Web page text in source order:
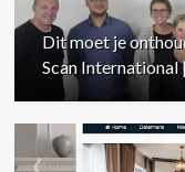
Dit moet je
Scan International